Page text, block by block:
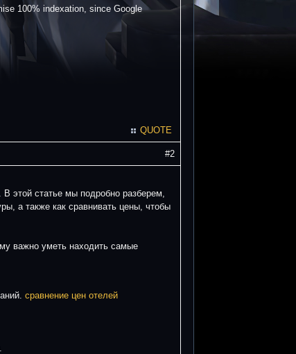
100% indexation, since Google
QUOTE
#2
этой статье мы подробно разберем,
а также как сравнивать цены, чтобы
важно уметь находить самые
сравнение цен отелей